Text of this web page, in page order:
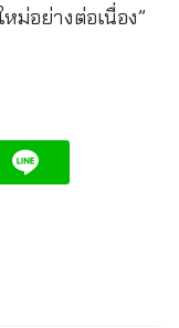
ม่อย่างต่อเนื่อง”